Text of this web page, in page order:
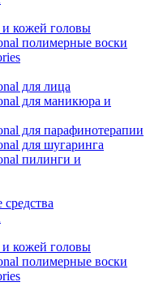
и кожей головы
полимерные воски
для лица
для маникюра и
для парафинотерапии
для шугаринга
пилинги и
и кожей головы
полимерные воски